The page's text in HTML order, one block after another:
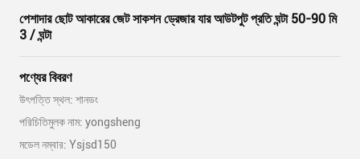
পেশাদার ছোট আকারের জেট সাকশন ড্রেজার যার আউটপুট প্রতি ঘন্টা 50-90 মি
3 / ঘন্টা
পণ্যের বিবরণ
উৎপত্তি স্থল: শানডং
পরিচিতিমুলক নাম: yongsheng
মডেল নম্বার: Ysjsd150